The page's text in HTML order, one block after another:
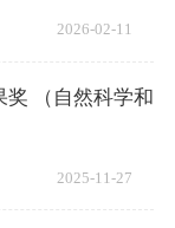
2026-02-11
（自然科学和
2025-11-27